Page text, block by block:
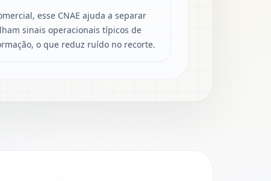
esse CNAE ajuda a separar
sinais operacionais típicos de
o que reduz ruído no recorte.